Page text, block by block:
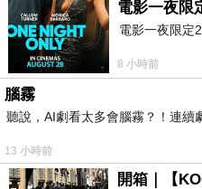
電影一夜限
電影一夜限定
8 小時前
腦霧
聽說，AI劇看太多會腦霧？！連續
13 小時前
開箱｜【